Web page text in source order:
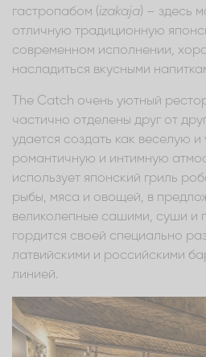
гастропабом (izakaja) – здесь
отличную традиционную
современном исполнении,
насладиться вкусными
The Catch очень уютный
частично отделены друг от
удается создать как веселую и
романтичную и интимную
использует японский гриль
рыбы, мяса и овощей, в
великолепные сашими, суши и
гордится своей специально
латвийскими и российскими
линией.